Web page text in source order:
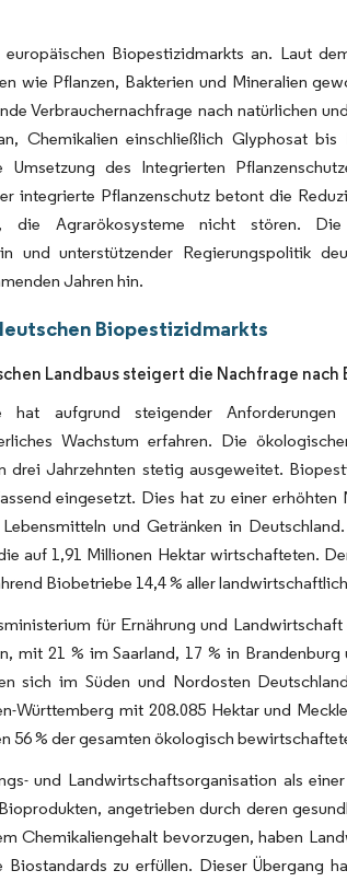
Biopestizidmarkts an. Laut
wie Pflanzen, Bakterien und Mineralien
Verbrauchernachfrage nach natürlichen
Chemikalien einschließlich Glyphosat
Umsetzung des Integrierten
integrierte Pflanzenschutz betont die
die Agrarökosysteme nicht stören.
und unterstützender Regierungspolitik
Jahren hin.
Biopestizidmarkts
Landbaus steigert die Nachfrage nach
hat aufgrund steigender
Wachstum erfahren. Die
drei Jahrzehnten stetig ausgeweitet.
eingesetzt. Dies hat zu einer
und Getränken in
auf 1,91 Millionen Hektar wirtschafteten.
Biobetriebe 14,4 % aller
für Ernährung und
mit 21 % im Saarland, 17 % in
sich im Süden und Nordosten
Württemberg mit 208.085 Hektar und
56 % der gesamten ökologisch
und Landwirtschaftsorganisation als
angetrieben durch deren
Chemikaliengehalt bevorzugen, haben
zu erfüllen. Dieser Übergang